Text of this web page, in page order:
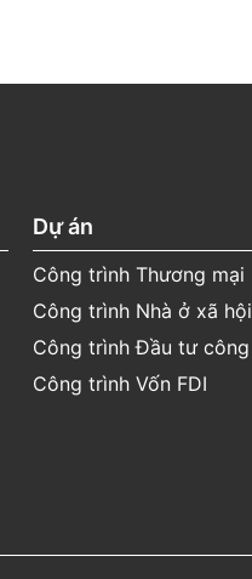
Dự án
Công trình Thương mại
Công trình Nhà ở xã hội
Công trình Đầu tư công
Công trình Vốn FDI